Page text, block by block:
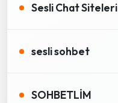
Sesli Chat Siteleri
sesli sohbet
SOHBETLİM